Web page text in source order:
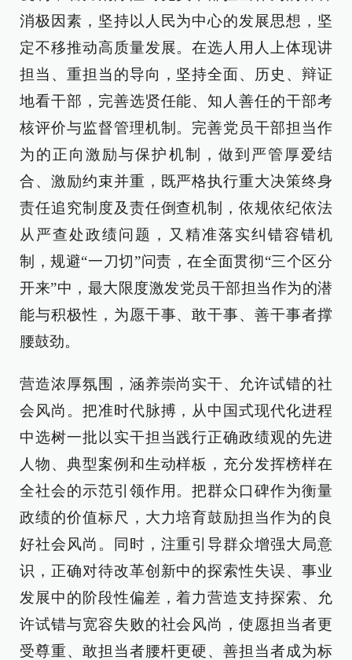
消极因素，坚持以人民为中心的发展思想，坚
定不移推动高质量发展。在选人用人上体现讲
担当、重担当的导向，坚持全面、历史、辩证
地看干部，完善选贤任能、知人善任的干部考
核评价与监督管理机制。完善党员干部担当作
为的正向激励与保护机制，做到严管厚爱结
合、激励约束并重，既严格执行重大决策终身
责任追究制度及责任倒查机制，依规依纪依法
从严查处政绩问题，又精准落实纠错容错机
制，规避“一刀切”问责，在全面贯彻“三个区分
开来”中，最大限度激发党员干部担当作为的潜
能与积极性，为愿干事、敢干事、善干事者撑
腰鼓劲。
营造浓厚氛围，涵养崇尚实干、允许试错的社
会风尚。把准时代脉搏，从中国式现代化进程
中选树一批以实干担当践行正确政绩观的先进
人物、典型案例和生动样板，充分发挥榜样在
全社会的示范引领作用。把群众口碑作为衡量
政绩的价值标尺，大力培育鼓励担当作为的良
好社会风尚。同时，注重引导群众增强大局意
识，正确对待改革创新中的探索性失误、事业
发展中的阶段性偏差，着力营造支持探索、允
许试错与宽容失败的社会风尚，使愿担当者更
受尊重、敢担当者腰杆更硬、善担当者成为标